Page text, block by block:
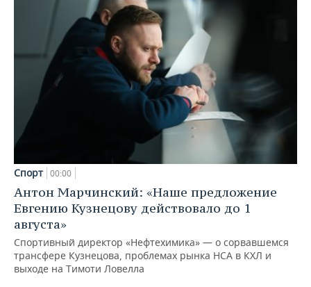
Спорт 00:00
Антон Марчинский: «Наше предложение
Евгению Кузнецову действовало до 1
августа»
Спортивный директор «Нефтехимика» — о сорвавшемся
трансфере Кузнецова, проблемах рынка НСА в КХЛ и
выходе на Тимоти Ловелла